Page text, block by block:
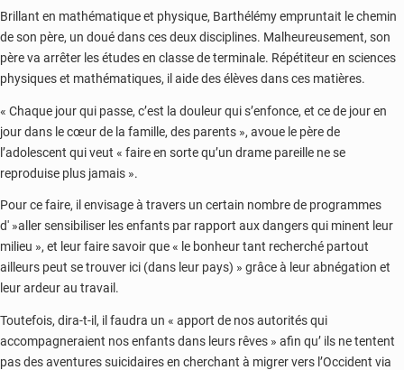
Brillant en mathématique et physique, Barthélémy empruntait le chemin
de son père, un doué dans ces deux disciplines. Malheureusement, son
père va arrêter les études en classe de terminale. Répétiteur en sciences
physiques et mathématiques, il aide des élèves dans ces matières.
« Chaque jour qui passe, c’est la douleur qui s’enfonce, et ce de jour en
jour dans le cœur de la famille, des parents », avoue le père de
l’adolescent qui veut « faire en sorte qu’un drame pareille ne se
reproduise plus jamais ».
Pour ce faire, il envisage à travers un certain nombre de programmes
d' »aller sensibiliser les enfants par rapport aux dangers qui minent leur
milieu », et leur faire savoir que « le bonheur tant recherché partout
ailleurs peut se trouver ici (dans leur pays) » grâce à leur abnégation et
leur ardeur au travail.
Toutefois, dira-t-il, il faudra un « apport de nos autorités qui
accompagneraient nos enfants dans leurs rêves » afin qu’ ils ne tentent
pas des aventures suicidaires en cherchant à migrer vers l’Occident via